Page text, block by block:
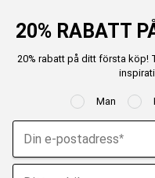
20% RABATT
20% rabatt på ditt första köp!
Man